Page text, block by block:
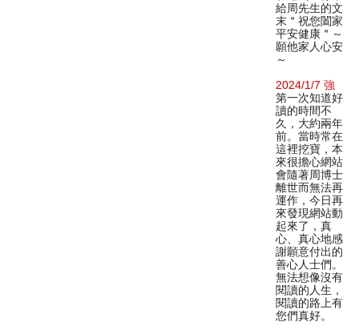
給周先生的文
末＂祝您闔家
平安健康＂～
願他家人心安
～
2024/1/7 強
第一次知道好
讀的時間不
久，大約兩年
前。當時常在
這裡挖寶，本
來很擔心網站
會隨著周博士
離世而無法再
運作，今日再
來發現網站動
起來了，真
心、真心地感
謝願意付出的
善心人士們。
無法想像沒有
閱讀的人生，
閱讀的路上有
您們真好。